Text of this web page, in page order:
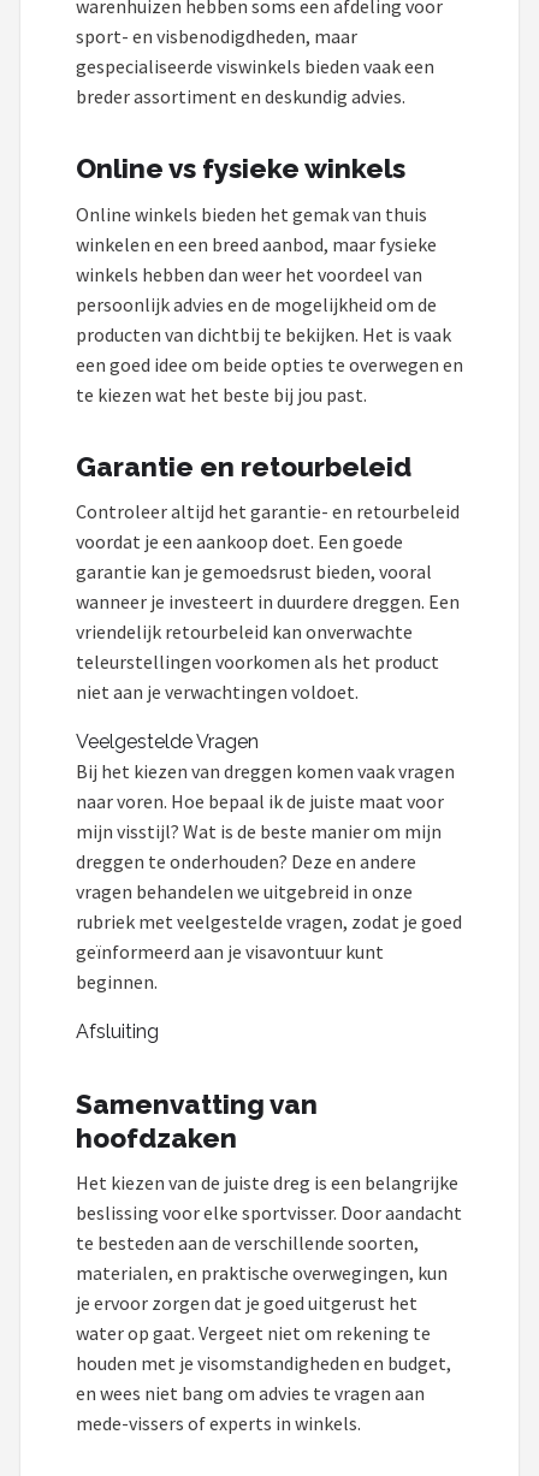
warenhuizen hebben soms een afdeling voor
sport- en visbenodigdheden, maar
gespecialiseerde viswinkels bieden vaak een
breder assortiment en deskundig advies.
Online vs fysieke winkels
Online winkels bieden het gemak van thuis
winkelen en een breed aanbod, maar fysieke
winkels hebben dan weer het voordeel van
persoonlijk advies en de mogelijkheid om de
producten van dichtbij te bekijken. Het is vaak
een goed idee om beide opties te overwegen en
te kiezen wat het beste bij jou past.
Garantie en retourbeleid
Controleer altijd het garantie- en retourbeleid
voordat je een aankoop doet. Een goede
garantie kan je gemoedsrust bieden, vooral
wanneer je investeert in duurdere dreggen. Een
vriendelijk retourbeleid kan onverwachte
teleurstellingen voorkomen als het product
niet aan je verwachtingen voldoet.
Veelgestelde Vragen
Bij het kiezen van dreggen komen vaak vragen
naar voren. Hoe bepaal ik de juiste maat voor
mijn visstijl? Wat is de beste manier om mijn
dreggen te onderhouden? Deze en andere
vragen behandelen we uitgebreid in onze
rubriek met veelgestelde vragen, zodat je goed
geïnformeerd aan je visavontuur kunt
beginnen.
Afsluiting
Samenvatting van
hoofdzaken
Het kiezen van de juiste dreg is een belangrijke
beslissing voor elke sportvisser. Door aandacht
te besteden aan de verschillende soorten,
materialen, en praktische overwegingen, kun
je ervoor zorgen dat je goed uitgerust het
water op gaat. Vergeet niet om rekening te
houden met je visomstandigheden en budget,
en wees niet bang om advies te vragen aan
mede-vissers of experts in winkels.